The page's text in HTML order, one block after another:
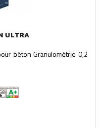
ULTRA
béton Granulométrie 0,2